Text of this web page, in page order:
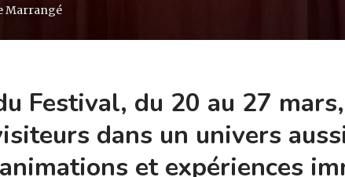
Marrangé
Festival, du 20 au 27
dans un univers
et expériences